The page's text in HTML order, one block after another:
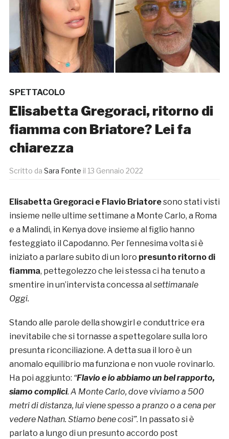
SPETTACOLO
Elisabetta Gregoraci, ritorno di
fiamma con Briatore? Lei fa
chiarezza
Scritto da Sara Fonte il 13 Gennaio 2022
Elisabetta Gregoraci e Flavio Briatoresono stati visti
insieme nelle ultime settimane a Monte Carlo, a Roma
e a Malindi, in Kenya dove insieme al figlio hanno
festeggiato il Capodanno. Per l’ennesima volta si è
iniziato a parlare subito di un loro presunto ritorno di
fiamma, pettegolezzo che lei stessa ci ha tenuto a
smentire in un’intervista concessa al settimanale
Oggi.
Stando alle parole della showgirl e conduttrice era
inevitabile che si tornasse a spettegolare sulla loro
presunta riconciliazione. A detta sua il loro è un
anomalo equilibrio ma funziona e non vuole rovinarlo.
Ha poi aggiunto: “Flavio e io abbiamo un bel rapporto,
siamo complici. A Monte Carlo, dove viviamo a 500
metri di distanza, lui viene spesso a pranzo o a cena per
vedere Nathan. Stiamo bene così”. In passato si è
parlato a lungo di un presunto accordo post